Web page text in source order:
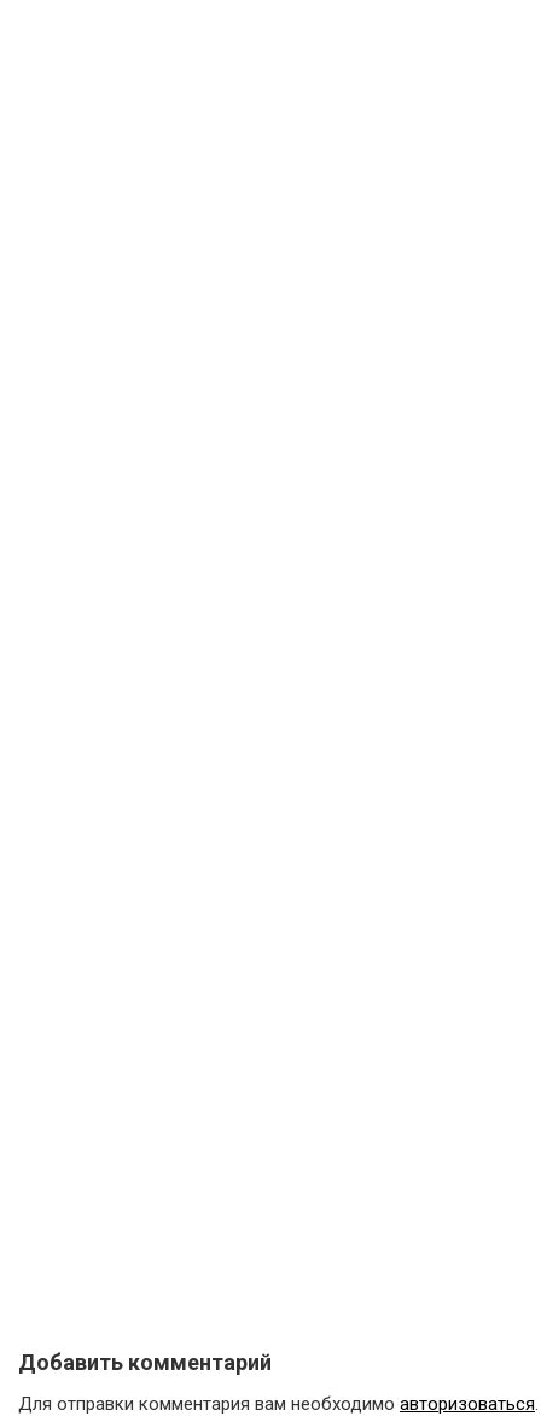
Добавить комментарий
Для отправки комментария вам необходимо авторизоваться.